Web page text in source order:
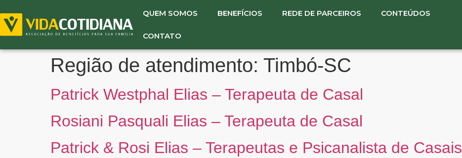
QUEM SOMOS BENEFÍCIOS REDE DE PARCEIROS CONTEÚDOS
CONTATO
Região de atendimento: Timbó-SC
Patrick Westphal Elias – Terapeuta de Casal
Rosiani Pasquali Elias – Terapeuta de Casal
Patrick & Rosi Elias – Terapeutas e Psicanalista de Casais